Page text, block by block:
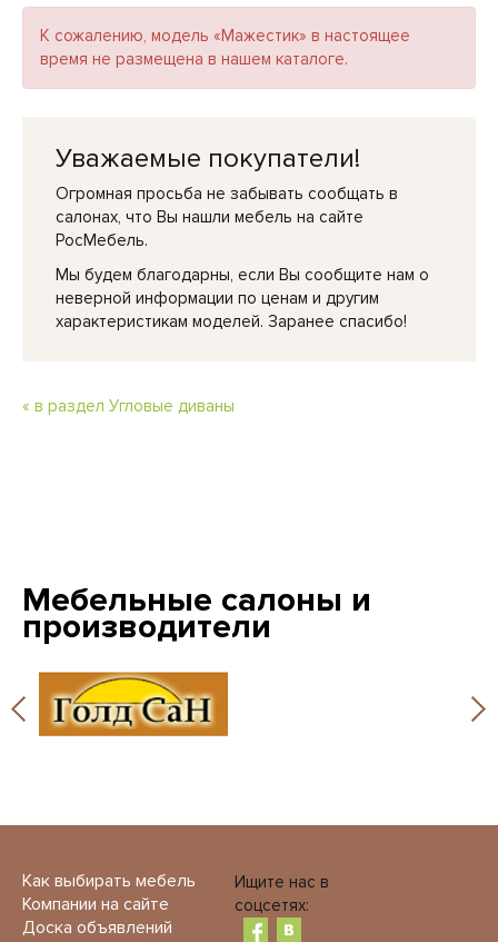
К сожалению, модель «Мажестик» в настоящее
время не размещена в нашем каталоге.
Уважаемые покупатели!
Огромная просьба не забывать сообщать в
салонах, что Вы нашли мебель на сайте
РосМебель.
Мы будем благодарны, если Вы сообщите нам о
неверной информации по ценам и другим
характеристикам моделей. Заранее спасибо!
« в раздел Угловые диваны
Мебельные салоны и
производители
Как выбирать мебель
Компании на сайте
Доска объявлений
Ищите нас в
соцсетях: